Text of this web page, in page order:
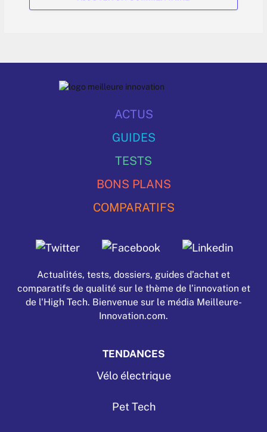
ACTUS
GUIDES
TESTS
BONS PLANS
COMPARATIFS
Actualités, tests, dossiers, guides d’achat et
comparatifs de qualité sur le thème de l’innovation et
de l'High Tech. Bienvenue sur le média Meilleure-
Innovation.com.
TENDANCES
Vélo électrique
Pet Tech